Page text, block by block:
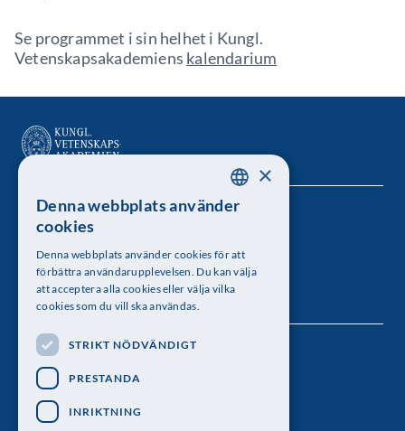
Se programmet i sin helhet i Kungl.
Vetenskapsakademiens kalendarium
Kungl. Vetenskapsakademien
Besöksadress: Lilla Frescativägen 4A
Telefon: 08-673 95 00
Följ oss
SWEDISH
×
Denna webbplats använder
cookies
Denna webbplats använder cookies för att
förbättra användarupplevelsen. Du kan välja
att acceptera alla cookies eller välja vilka
cookies som du vill ska användas.
STRIKT NÖDVÄNDIGT
PRESTANDA
INRIKTNING